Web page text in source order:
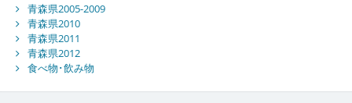
青森県2005-2009
青森県2010
青森県2011
青森県2012
食べ物･飲み物